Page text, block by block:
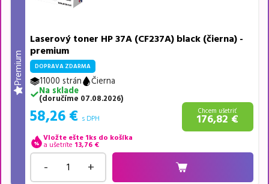
Premium
Laserový toner HP 37A (CF237A) black (čierna) -
premium
DOPRAVA ZDARMA
11000 strán
Čierna
Na sklade
(doručíme 07.08.2026)
58,26 € s DPH
Chcem ušetriť
176,82 €
Vložte ešte 1ks do košíka
a ušetríte 13,76 €
- +